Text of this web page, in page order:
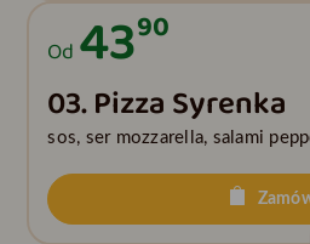
Od 4390
03. Pizza Syrenka
sos, ser mozzarella, salami